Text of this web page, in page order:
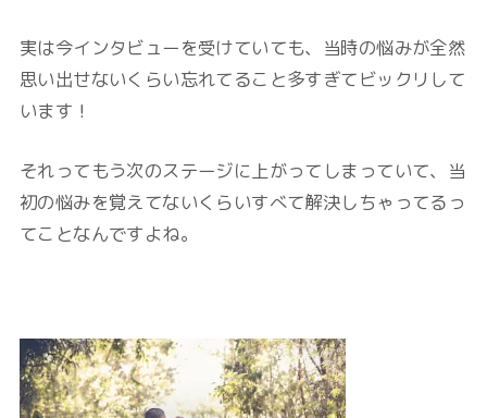
実は今インタビューを受けていても、当時の悩みが全然
思い出せないくらい忘れてること多すぎてビックリして
います！
それってもう次のステージに上がってしまっていて、当
初の悩みを覚えてないくらいすべて解決しちゃってるっ
てことなんですよね。